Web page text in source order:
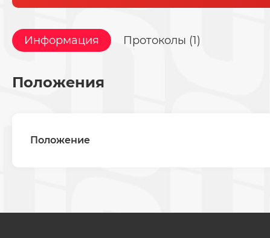
Информация Протоколы (1)
Положения
Положение